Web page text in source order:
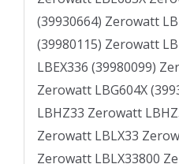
(39930664) Zerowatt
(39980115) Zerowatt
LBEX336 (39980099)
Zerowatt LBG604X
LBHZ33 Zerowatt
Zerowatt LBLX33
Zerowatt LBLX33800